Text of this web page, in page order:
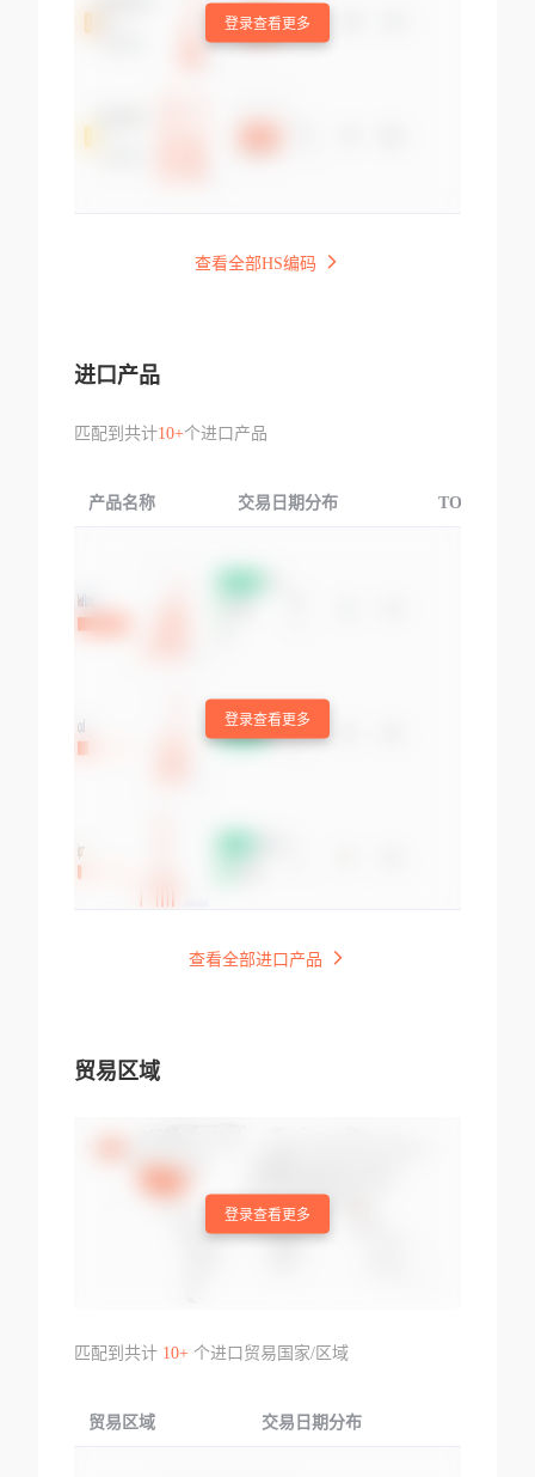
登录查看更多
查看全部HS编码
进口产品
匹配到共计10+个进口产品
产品名称 交易日期分布 TOP3交易国
登录查看更多
查看全部进口产品
贸易区域
登录查看更多
匹配到共计 10+个进口贸易国家/区域
贸易区域 交易日期分布